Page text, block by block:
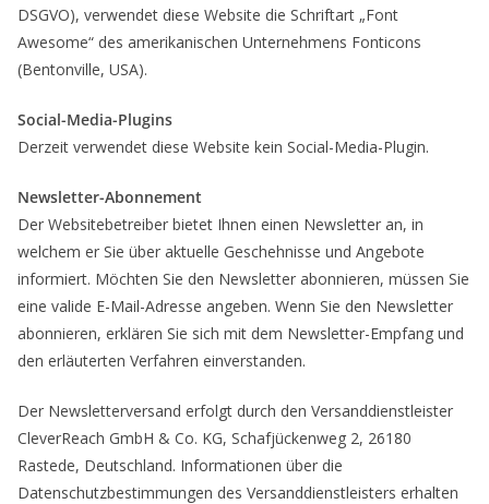
DSGVO), verwendet diese Website die Schriftart „Font
Awesome“ des amerikanischen Unternehmens Fonticons
(Bentonville, USA).
Social-Media-Plugins
Derzeit verwendet diese Website kein Social-Media-Plugin.
Newsletter-Abonnement
Der Websitebetreiber bietet Ihnen einen Newsletter an, in
welchem er Sie über aktuelle Geschehnisse und Angebote
informiert. Möchten Sie den Newsletter abonnieren, müssen Sie
eine valide E-Mail-Adresse angeben. Wenn Sie den Newsletter
abonnieren, erklären Sie sich mit dem Newsletter-Empfang und
den erläuterten Verfahren einverstanden.
Der Newsletterversand erfolgt durch den Versanddienstleister
CleverReach GmbH & Co. KG, Schafjückenweg 2, 26180
Rastede, Deutschland. Informationen über die
Datenschutzbestimmungen des Versanddienstleisters erhalten